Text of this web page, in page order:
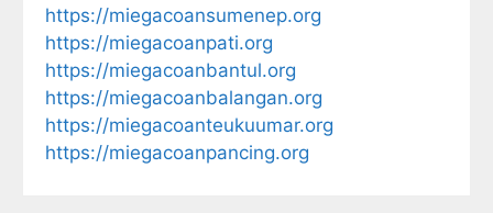
https://miegacoansumenep.org
https://miegacoanpati.org
https://miegacoanbantul.org
https://miegacoanbalangan.org
https://miegacoanteukuumar.org
https://miegacoanpancing.org